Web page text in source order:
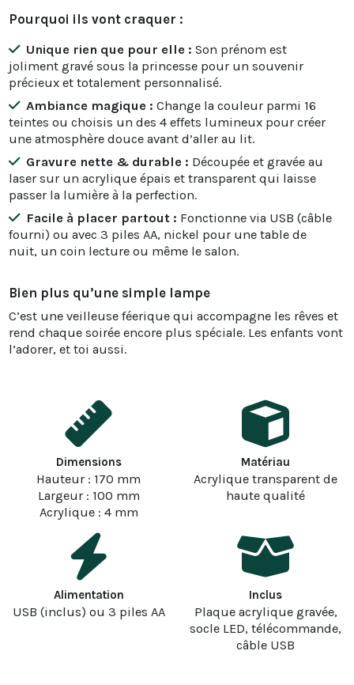
Pourquoi ils vont craquer :
Unique rien que pour elle : Son prénom est
joliment gravé sous la princesse pour un souvenir
précieux et totalement personnalisé.
Ambiance magique : Change la couleur parmi 16
teintes ou choisis un des 4 effets lumineux pour créer
une atmosphère douce avant d’aller au lit.
Gravure nette & durable : Découpée et gravée au
laser sur un acrylique épais et transparent qui laisse
passer la lumière à la perfection.
Facile à placer partout : Fonctionne via USB (câble
fourni) ou avec 3 piles AA, nickel pour une table de
nuit, un coin lecture ou même le salon.
Bien plus qu’une simple lampe
C’est une veilleuse féerique qui accompagne les rêves et
rend chaque soirée encore plus spéciale. Les enfants vont
l’adorer, et toi aussi.
Dimensions
Hauteur : 170 mm
Largeur : 100 mm
Acrylique : 4 mm
Matériau
Acrylique transparent de
haute qualité
Alimentation
USB (inclus) ou 3 piles AA
Inclus
Plaque acrylique gravée,
socle LED, télécommande,
câble USB